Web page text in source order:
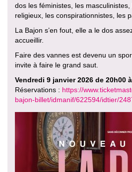
dos les féministes, les
religieux, les conspirationnistes, les
La Bajon s’en fout, elle a le dos
accueillir.
Faire des vannes est devenu un
invite à faire le grand saut.
Vendredi 9 janvier 2026 de 20h00
Réservations : https://
bajon-billet/idmanif/622594/idtier/